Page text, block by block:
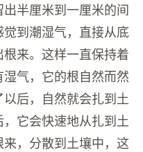
半厘米到一厘米的间
到潮湿气，直接从底
来。这样一直保持着
气，它的根自然而然
后，自然就会扎到土
它会快速地从扎到土
，分散到土壤中，这